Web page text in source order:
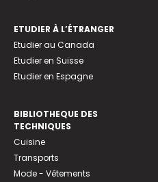
ETUDIER À L’ÉTRANGER
Etudier au Canada
Etudier en Suisse
Etudier en Espagne
BIBLIOTHEQUE DES
TECHNIQUES
Cuisine
Transports
Mode - Vêtements